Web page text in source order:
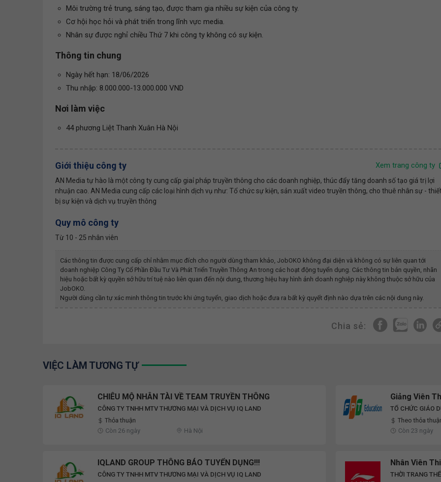
Môi trường trẻ trung, sáng tạo, được tham gia nhiều sự kiện của công ty.
Cơ hội học hỏi và phát triển trong lĩnh vực media.
Nhân sự được nghỉ chiều Thứ 7 khi công ty không có sự kiện.
Thông tin chung
Ngày hết hạn: 18/06/2026
Thu nhập: 8.000.000-13.000.000 VND
Nơi làm việc
44 phương Liệt Thanh Xuân Hà Nội
Giới thiệu công ty Xem trang công ty
AN Media tự hào là một công ty cung cấp giaỉ pháp truyền thông cho các doanh nghiệp, thúc đẩy tăng doanh số tạo giá trị lợi
nhuận cao. AN Media cung cấp các loại hình dịch vụ như: Tổ chức sự kiện, sản xuất video truyền thông, cho thuê nhân sự -
bị sự kiện và dịch vụ truyền thông
Quy mô công ty
Từ 10 - 25 nhân viên
Các thông tin được cung cấp chỉ nhằm mục đích cho người dùng tham khảo, JobOKO không đại diện và không có sự liên quan tới
doanh nghiệp Công Ty Cổ Phần Đầu Tư Và Phát Triển Truyền Thông An trong các hoạt động tuyển dụng. Các thông tin bản quyền, nhãn
hiệu hoặc bất kỳ quyền sở hữu trí tuệ nào liên quan đến nội dung, thương hiệu hay hình ảnh doanh nghiệp này không thuộc sở hữu của
JobOKO.
Người dùng cần tự xác minh thông tin trước khi ứng tuyển, giao dịch hoặc đưa ra bất kỳ quyết định nào dựa trên các nội dung này.
Chia sẻ:
VIỆC LÀM TƯƠNG TỰ
CHIÊU MỘ NHÂN TÀI VỀ TEAM TRUYỀN THÔNG
CÔNG TY TNHH MTV THƯƠNG MẠI VÀ DỊCH VỤ IQ LAND
Thỏa thuận
Còn 26 ngày
Hà Nội
Giảng Viên
TỔ CHỨC GIÁO
Theo thỏa
Còn 23 ngày
IQLAND GROUP THÔNG BÁO TUYỂN DỤNG!!!
CÔNG TY TNHH MTV THƯƠNG MẠI VÀ DỊCH VỤ IQ LAND
Nhân Viên
THỜI TRANG